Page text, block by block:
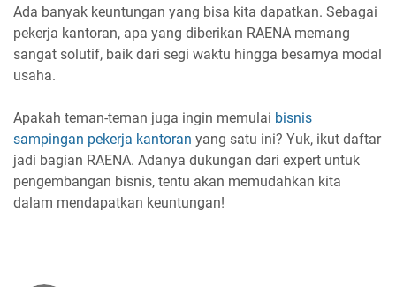
Ada banyak keuntungan yang bisa kita dapatkan. Sebagai
pekerja kantoran, apa yang diberikan RAENA memang
sangat solutif, baik dari segi waktu hingga besarnya modal
usaha.
Apakah teman-teman juga ingin memulai bisnis
sampingan pekerja kantoran yang satu ini? Yuk, ikut daftar
jadi bagian RAENA. Adanya dukungan dari expert untuk
pengembangan bisnis, tentu akan memudahkan kita
dalam mendapatkan keuntungan!